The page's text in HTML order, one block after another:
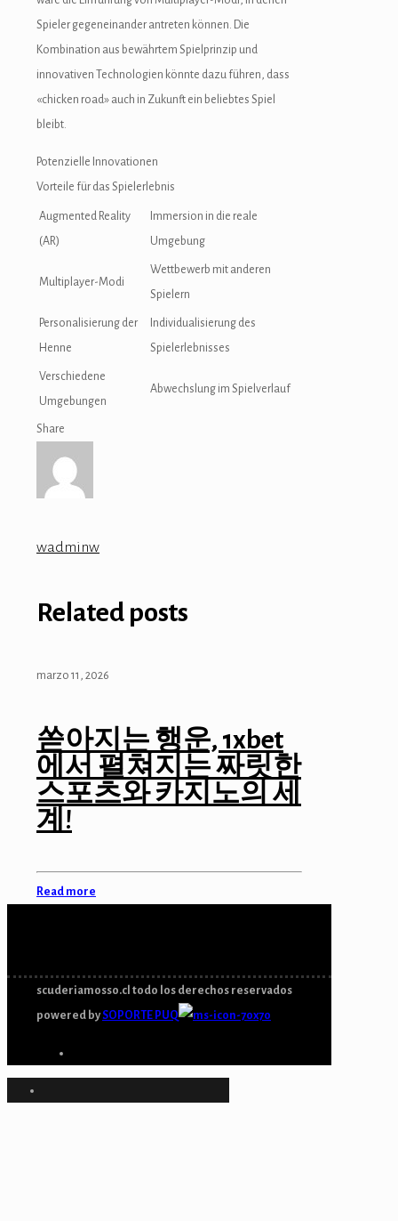
Spieler gegeneinander antreten können. Die
Kombination aus bewährtem Spielprinzip und
innovativen Technologien könnte dazu führen, dass
«chicken road» auch in Zukunft ein beliebtes Spiel
bleibt.
Potenzielle Innovationen
Vorteile für das Spielerlebnis
Augmented Reality
(AR)
Immersion in die reale
Umgebung
Multiplayer-Modi
Wettbewerb mit anderen
Spielern
Personalisierung der
Henne
Individualisierung des
Spielerlebnisses
Verschiedene
Umgebungen
Abwechslung im Spielverlauf
Share
wadminw
Related posts
marzo 11, 2026
쏟아지는 행운, 1xbet
에서 펼쳐지는 짜릿한
스포츠와 카지노의 세
계!
Read more
scuderiamosso.cl todo los derechos reservados
powered bySOPORTE PUQ